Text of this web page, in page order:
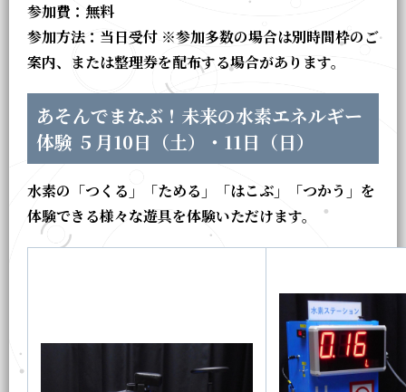
参加費：無料
参加方法：当日受付 ※参加多数の場合は別時間枠のご
案内、または整理券を配布する場合があります。
あそんでまなぶ！未来の水素エネルギー
体験 ５月10日（土）・11日（日）
水素の「つくる」「ためる」「はこぶ」「つかう」を
体験できる様々な遊具を体験いただけます。